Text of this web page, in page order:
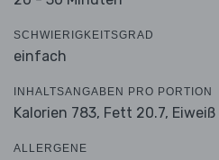
SCHWIERIGKEITSGRAD
einfach
INHALTSANGABEN PRO PORTION
Kalorien 783, Fett 20.7, Eiweiß
ALLERGENE